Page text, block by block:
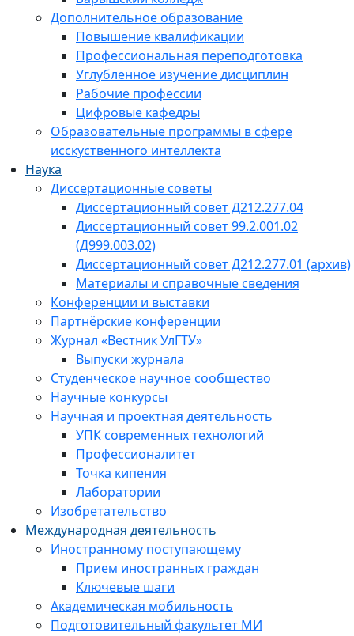
Дополнительное образование
Повышение квалификации
Профессиональная переподготовка
Углубленное изучение дисциплин
Рабочие профессии
Цифровые кафедры
Образовательные программы в сфере
исскуственного интеллекта
Наука
Диссертационные советы
Диссертационный совет Д212.277.04
Диссертационный совет 99.2.001.02
(Д999.003.02)
Диссертационный совет Д212.277.01 (архив)
Материалы и справочные сведения
Конференции и выставки
Партнёрские конференции
Журнал «Вестник УлГТУ»
Выпуски журнала
Студенческое научное сообщество
Научные конкурсы
Научная и проектная деятельность
УПК современных технологий
Профессионалитет
Точка кипения
Лаборатории
Изобретательство
Международная деятельность
Иностранному поступающему
Прием иностранных граждан
Ключевые шаги
Академическая мобильность
Подготовительный факультет МИ